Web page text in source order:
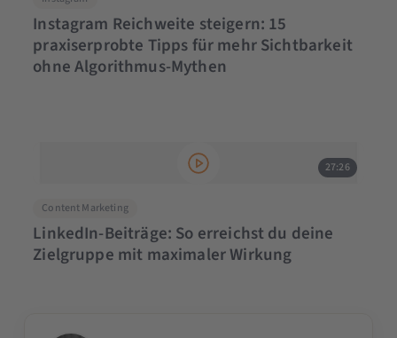
Instagram Reichweite steigern: 15
praxiserprobte Tipps für mehr Sichtbarkeit
ohne Algorithmus-Mythen
27:26
Content Marketing
LinkedIn-Beiträge: So erreichst du deine
Zielgruppe mit maximaler Wirkung